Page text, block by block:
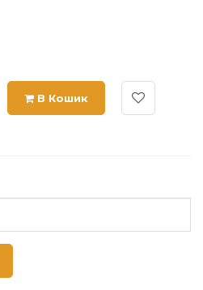
В Кошик